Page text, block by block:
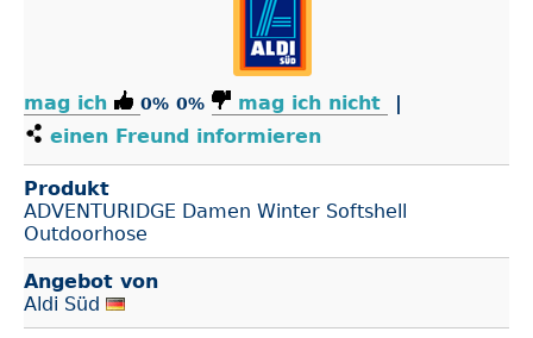
mag ich 0% 0% mag ich nicht
|
einen Freund informieren
Produkt
ADVENTURIDGE Damen Winter Softshell
Outdoorhose
Angebot von
Aldi Süd